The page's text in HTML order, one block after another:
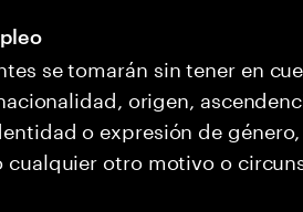
se tomarán sin tener en
origen,
o expresión de
otro motivo o